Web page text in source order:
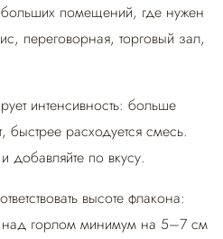
помещений, где нужен
переговорная, торговый зал,
интенсивность: больше
расходуется смесь.
добавляйте по вкусу.
высоте флакона:
над горлом минимум на 5–7 см